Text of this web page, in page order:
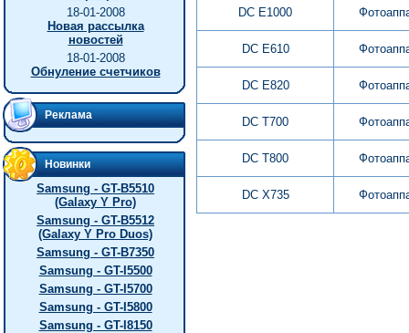
18-01-2008
Новая рассылка
новостей
18-01-2008
Обнуление счетчиков
Реклама
Новинки
Samsung - GT-B5510
(Galaxy Y Pro)
Samsung - GT-B5512
(Galaxy Y Pro Duos)
Samsung - GT-B7350
Samsung - GT-I5500
Samsung - GT-I5700
Samsung - GT-I5800
Samsung - GT-I8150
DC E1000
DC E610
DC E820
DC T700
DC T800
DC X735